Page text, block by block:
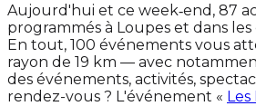
Aujourd'hui et ce week‑end, 87
programmés à Loupes et dans les
En tout, 100 événements vous
rayon de 19 km — avec
des événements, activités,
rendez-vous ? L'événement « Les